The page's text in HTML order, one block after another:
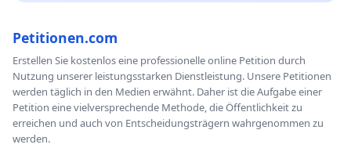
Petitionen.com
Erstellen Sie kostenlos eine professionelle online Petition durch
Nutzung unserer leistungsstarken Dienstleistung. Unsere Petitionen
werden täglich in den Medien erwähnt. Daher ist die Aufgabe einer
Petition eine vielversprechende Methode, die Öffentlichkeit zu
erreichen und auch von Entscheidungsträgern wahrgenommen zu
werden.